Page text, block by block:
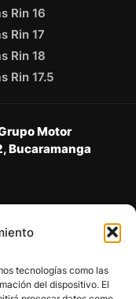
tecnologías como las
del dispositivo. El
Rin 16
Rin 17
Rin 18
Rin 17.5
Motor
Bucaramanga